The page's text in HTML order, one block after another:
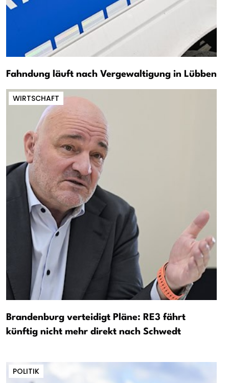
Fahndung läuft nach Vergewaltigung in Lübben
WIRTSCHAFT
Brandenburg verteidigt Pläne: RE3 fährt
künftig nicht mehr direkt nach Schwedt
POLITIK